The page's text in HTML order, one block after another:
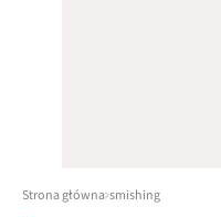
Strona główna smishing